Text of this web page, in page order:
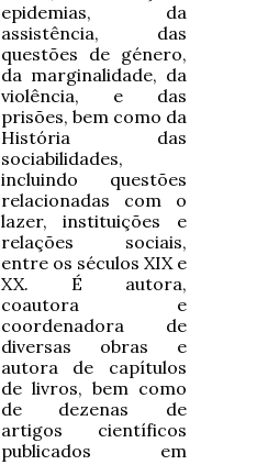
epidemias, da
assistência, das
questões de género,
da marginalidade, da
violência, e das
prisões, bem como da
História das
sociabilidades,
incluindo questões
relacionadas com o
lazer, instituições e
relações sociais,
entre os séculos XIX e
XX. É autora,
coautora e
coordenadora de
diversas obras e
autora de capítulos
de livros, bem como
de dezenas de
artigos científicos
publicados em